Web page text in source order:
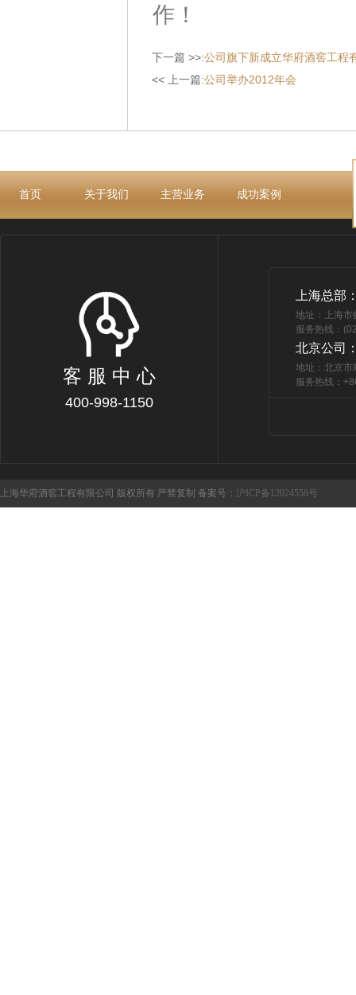
作！
下一篇 >>:公司旗下新成立华府酒窖工程
<< 上一篇:公司举办2012年会
首页 关于我们 主营业务 成功案例
客 服 中 心
400-998-1150
上海总部
地址：上海
服务热线：
北京公司
地址：北京市
服务热线：
上海华府酒窖工程有限公司 版权所有 严禁复制 备案号： 沪ICP备12024558号